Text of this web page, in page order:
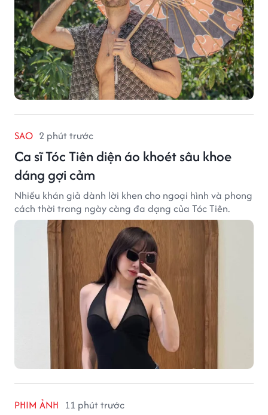
SAO 2 phút trước
Ca sĩ Tóc Tiên diện áo khoét sâu khoe
dáng gợi cảm
Nhiều khán giả dành lời khen cho ngoại hình và phong
cách thời trang ngày càng đa dạng của Tóc Tiên.
PHIM ẢNH 11 phút trước